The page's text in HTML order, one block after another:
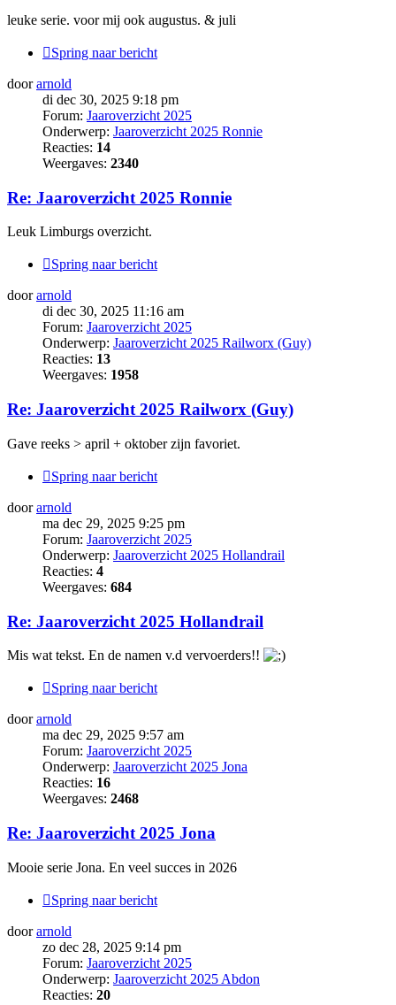
leuke serie. voor mij ook augustus. & juli
Spring naar bericht
doorarnold
di dec 30, 2025 9:18 pm
Forum: Jaaroverzicht 2025
Onderwerp: Jaaroverzicht 2025 Ronnie
Reacties: 14
Weergaves: 2340
Re: Jaaroverzicht 2025 Ronnie
Leuk Limburgs overzicht.
Spring naar bericht
doorarnold
di dec 30, 2025 11:16 am
Forum: Jaaroverzicht 2025
Onderwerp: Jaaroverzicht 2025 Railworx (Guy)
Reacties: 13
Weergaves: 1958
Re: Jaaroverzicht 2025 Railworx (Guy)
Gave reeks > april + oktober zijn favoriet.
Spring naar bericht
doorarnold
ma dec 29, 2025 9:25 pm
Forum: Jaaroverzicht 2025
Onderwerp: Jaaroverzicht 2025 Hollandrail
Reacties: 4
Weergaves: 684
Re: Jaaroverzicht 2025 Hollandrail
Mis wat tekst. En de namen v.d vervoerders!!
Spring naar bericht
doorarnold
ma dec 29, 2025 9:57 am
Forum: Jaaroverzicht 2025
Onderwerp: Jaaroverzicht 2025 Jona
Reacties: 16
Weergaves: 2468
Re: Jaaroverzicht 2025 Jona
Mooie serie Jona. En veel succes in 2026
Spring naar bericht
doorarnold
zo dec 28, 2025 9:14 pm
Forum: Jaaroverzicht 2025
Onderwerp: Jaaroverzicht 2025 Abdon
Reacties: 20